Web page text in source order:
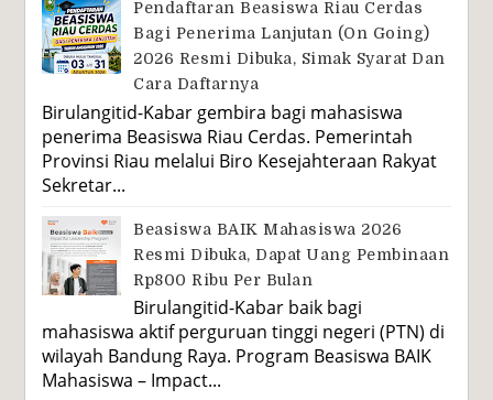
Pendaftaran Beasiswa Riau Cerdas
Bagi Penerima Lanjutan (On Going)
2026 Resmi Dibuka, Simak Syarat Dan
Cara Daftarnya
Birulangitid-Kabar gembira bagi mahasiswa
penerima Beasiswa Riau Cerdas. Pemerintah
Provinsi Riau melalui Biro Kesejahteraan Rakyat
Sekretar...
Beasiswa BAIK Mahasiswa 2026
Resmi Dibuka, Dapat Uang Pembinaan
Rp800 Ribu Per Bulan
Birulangitid-Kabar baik bagi
mahasiswa aktif perguruan tinggi negeri (PTN) di
wilayah Bandung Raya. Program Beasiswa BAIK
Mahasiswa – Impact...